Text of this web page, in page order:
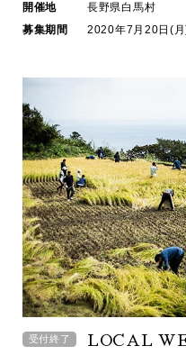
開催地
長野県白馬村
募集期間
2020年7月20日(
受付終了
LOCAL